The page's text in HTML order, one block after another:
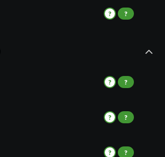
? ?
? ?
? ?
? ?